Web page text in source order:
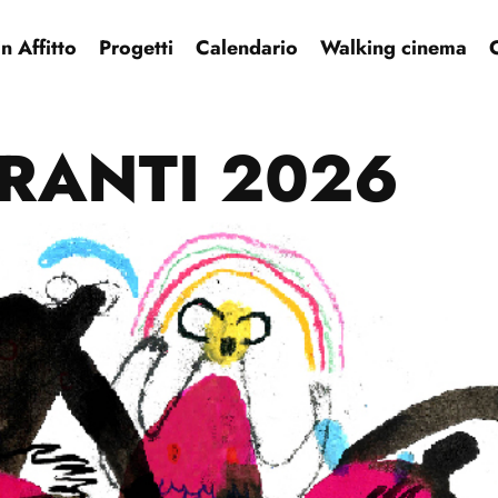
Affitto Progetti Calendario Walking cinema
2026